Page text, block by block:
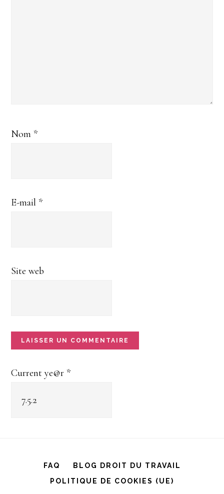
Nom *
E-mail *
Site web
Current ye@r *
FAQ
BLOG DROIT DU TRAVAIL
POLITIQUE DE COOKIES (UE)